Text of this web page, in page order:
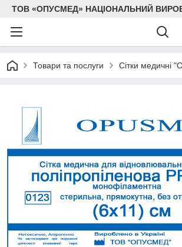
ТОВ «ОПУСМЕД» НАЦІОНАЛЬНИЙ
Товари та послуги Сітки медичні